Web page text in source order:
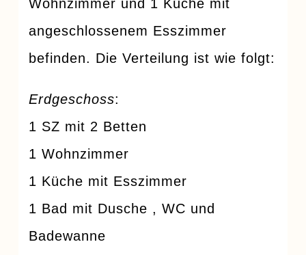
Wohnzimmer und 1 Küche mit
angeschlossenem Esszimmer
befinden. Die Verteilung ist wie folgt:
Erdgeschoss:
1 SZ mit 2 Betten
1 Wohnzimmer
1 Küche mit Esszimmer
1 Bad mit Dusche , WC und
Badewanne